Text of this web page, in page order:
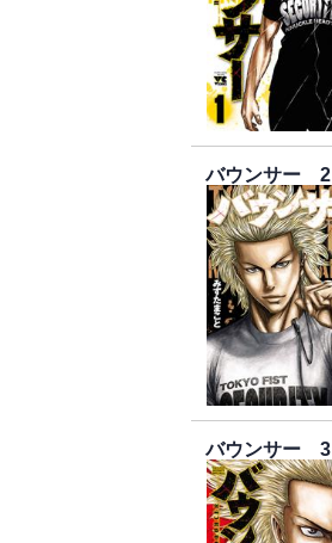
バウンサー 2
バウンサー 3